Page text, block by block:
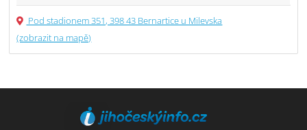
Pod stadionem 351, 398 43 Bernartice u Milevska
(zobrazit na mapě)